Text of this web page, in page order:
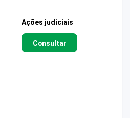
Ações judiciais
Consultar